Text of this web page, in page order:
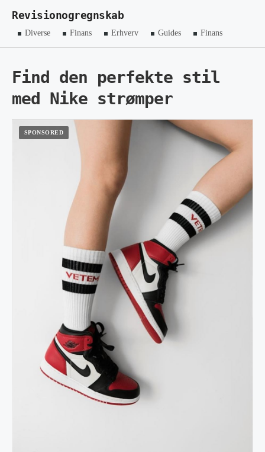
Revisionogregnskab
Diverse Finans Erhverv Guides Finans
Find den perfekte stil
med Nike strømper